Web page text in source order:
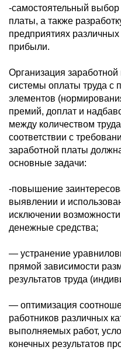
-самостоятельный
платы, а также
предприятиях
прибыли.
Организация
системы оплаты труда с
элементов
премий, доплат и
между количеством
соответствии с
заработной платы
основные задачи:
-повышение
выявлении и
исключении
денежные средства;
— устранение
прямой зависимости
результатов труда
— оптимизация
работников различных
выполняемых работ,
конечных результатов